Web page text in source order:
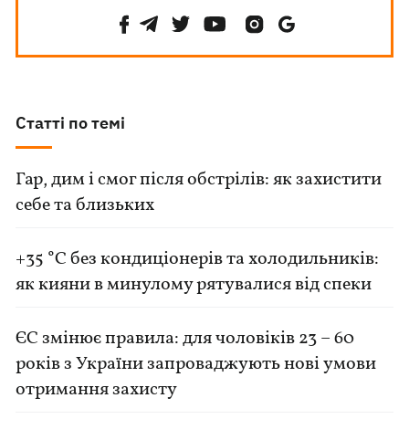
Статті по темі
Гар, дим і смог після обстрілів: як захистити
себе та близьких
+35 °C без кондиціонерів та холодильників:
як кияни в минулому рятувалися від спеки
ЄС змінює правила: для чоловіків 23 – 60
років з України запроваджують нові умови
отримання захисту